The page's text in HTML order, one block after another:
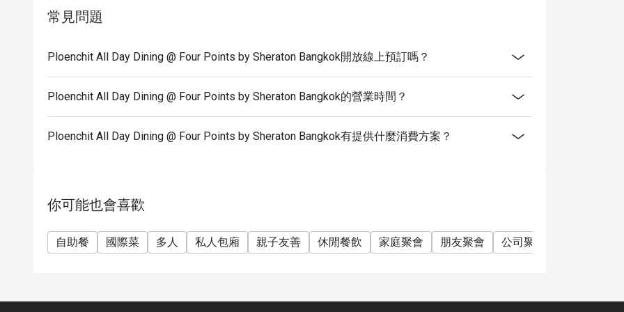
常見問題
Ploenchit All Day Dining @ Four Points by Sheraton Bangkok開放線上預訂嗎？
Ploenchit All Day Dining @ Four Points by Sheraton Bangkok的營業時間？
Ploenchit All Day Dining @ Four Points by Sheraton Bangkok有提供什麼消費方案？
你可能也會喜歡
自助餐 國際菜 多人 私人包廂 親子友善 休閒餐飲 家庭聚會 朋友聚會 公司聚餐